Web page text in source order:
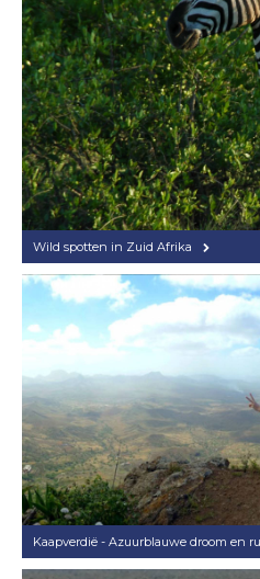
Wild spotten in Zuid Afrika
Kaapverdië - Azuurblauwe droom en